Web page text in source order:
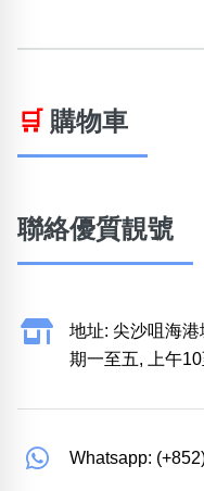
🛒 購物車
聯絡優質靚號
地址: 尖沙咀海
期一至五, 上午
Whatsapp: